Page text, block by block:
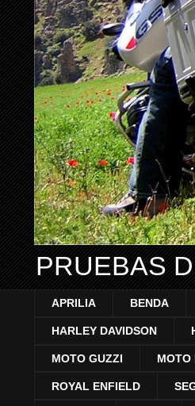
PRUEBAS
APRILIA BENDA
HARLEY DAVIDSON
MOTO GUZZI MOTO
ROYAL ENFIELD